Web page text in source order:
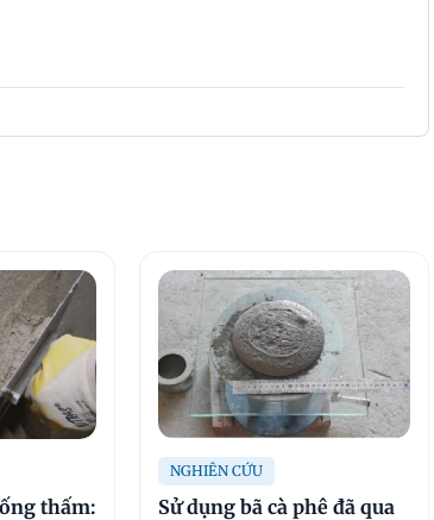
thấm:
NGHIÊN CỨU
Sử dụng bã cà phê đã qua